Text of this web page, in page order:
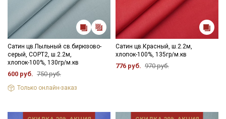
Сатин цв.Пыльный св.бирюзово-
серый, СОРТ2, ш.2.2м,
хлопок-100%, 130гр/м.кв
600 руб. 750 руб.
Только онлайн-заказ
Сатин цв.Красный, ш.2.2м,
хлопок-100%, 135гр/м.кв
776 руб. 970 руб.